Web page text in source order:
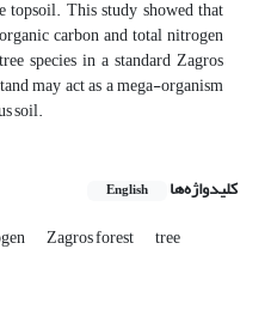
This study showed that
carbon and total nitrogen
species in a standard Zagros
may act as a mega-organism
soil.
کلیدواژه‌ها English
Zagros forest tree